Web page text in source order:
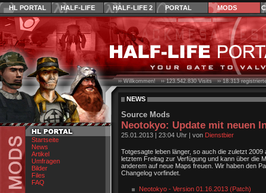
HL PORTAL HALF-LIFE HALF-LIFE 2 PORTAL MODS
Startseite
News
Artikel
Umfragen
Bilder
Files
FAQ
›› Willkommen! ››123.542.830Visits ››18.313
NEWS
Source Mods
Neotokyo: Update mit neuen
25.01.2013 | 23:04 Uhr | von Dienstbier
Totgesagte leben länger, so auch die zuletzt
letztem Freitag zur Verfügung und kann über die
anderem auf neue Maps freuen. Wir haben den
Changelog vorfindet.
Neotokyo - Version 01.16.2013 (Patch)